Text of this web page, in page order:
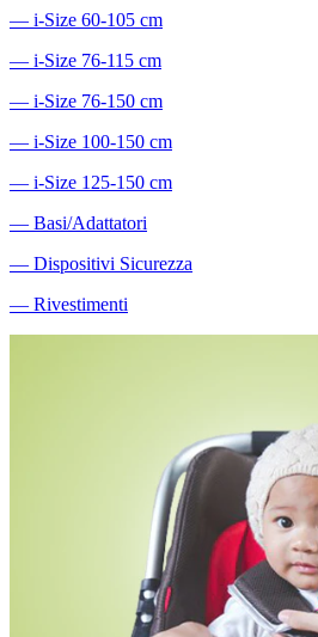
― i-Size 60-105 cm
― i-Size 76-115 cm
― i-Size 76-150 cm
― i-Size 100-150 cm
― i-Size 125-150 cm
― Basi/Adattatori
― Dispositivi Sicurezza
― Rivestimenti